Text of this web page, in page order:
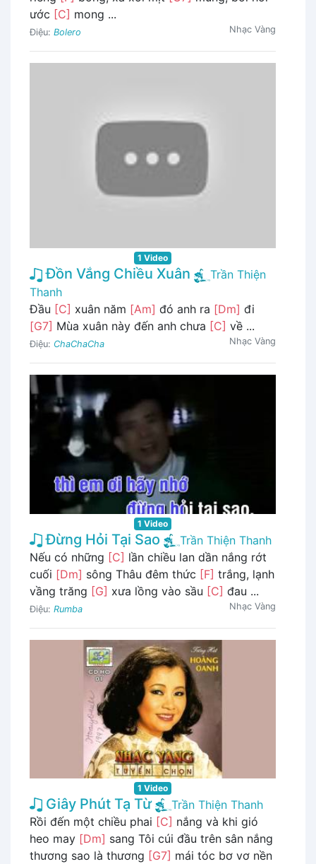
ước [C] mong ...
Điệu: Bolero Nhạc Vàng
1 Video
Đồn Vắng Chiều Xuân
Trần Thiện
Thanh
Đầu [C] xuân năm [Am] đó anh ra [Dm] đi
[G7] Mùa xuân này đến anh chưa [C] về ...
Điệu: ChaChaCha Nhạc Vàng
1 Video
Đừng Hỏi Tại Sao
Trần Thiện Thanh
Nếu có những [C] lần chiều lan dần nắng rớt
cuối [Dm] sông Thâu đêm thức [F] trắng, lạnh
vầng trăng [G] xưa lồng vào sầu [C] đau ...
Điệu: Rumba Nhạc Vàng
1 Video
Giây Phút Tạ Từ
Trần Thiện Thanh
Rồi đến một chiều phai [C] nắng và khi gió
heo may [Dm] sang Tôi cúi đầu trên sân nắng
thương sao là thương [G7] mái tóc bơ vơ nền